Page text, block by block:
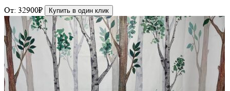
От: 32900₽ Купить в один клик